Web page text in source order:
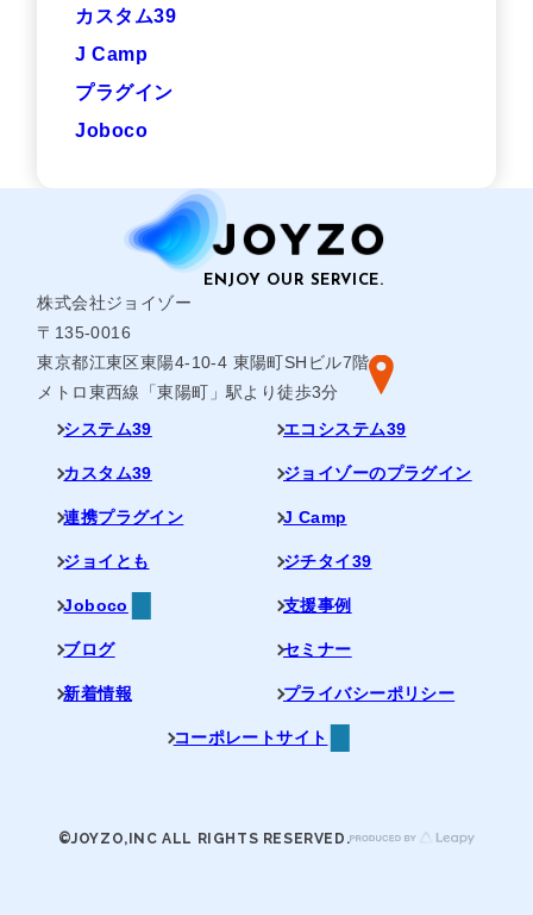
カスタム39
J Camp
プラグイン
Joboco
株式会社ジョイゾー
〒135-0016
東京都江東区東陽4-10-4 東陽町SHビル7階
メトロ東西線「東陽町」駅より徒歩3分
システム39
エコシステム39
カスタム39 ジョイゾーのプラグイン
連携プラグイン J Camp
ジョイとも ジチタイ39
Joboco 支援事例
ブログ セミナー
新着情報 プライバシーポリシー
コーポレートサイト
©JOYZO,INC ALL RIGHTS RESERVED.